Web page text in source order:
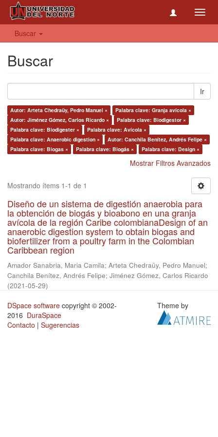
Buscar
Buscar
Ir
Autor: Arteta Chedraüy, Pedro Manuel ×
Palabra clave: Granja avícola ×
Autor: Jiménez Gómez, Carlos Ricardo ×
Palabra clave: Biodigestor ×
Palabra clave: Biodigester ×
Palabra clave: Avícola ×
Palabra clave: Anaerobic digestion ×
Autor: Canchila Benítez, Andrés Felipe ×
Palabra clave: Biogas ×
Palabra clave: Biogás × Palabra clave: Design ×
Mostrar Filtros Avanzados
Mostrando ítems 1-1 de 1
Diseño de un sistema de digestión anaerobia para
la obtención de biogás y bioabono en una granja
avícola de la región Caribe colombianaDesign of an
anaerobic digestion system to obtain biogas and
biofertilizer from a poultry farm in the Colombian
Caribbean region
Amador Sanabria, Maria Camila; Arteta Chedraüy, Pedro Manuel;
Canchila Benítez, Andrés Felipe; Jiménez Gómez, Carlos Ricardo
(2021-05-29)
DSpace software copyright © 2002-
2016 DuraSpace
Contacto | Sugerencias
Theme by